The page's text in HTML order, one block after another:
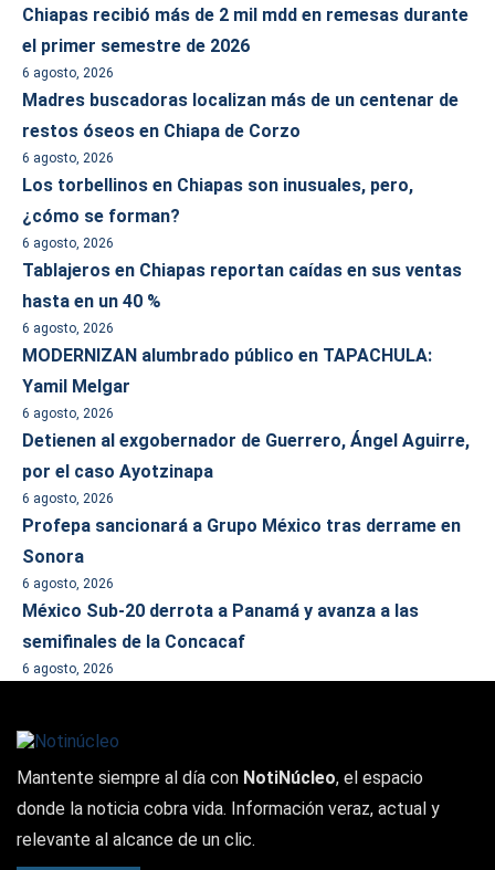
Chiapas recibió más de 2 mil mdd en remesas durante
el primer semestre de 2026
6 agosto, 2026
Madres buscadoras localizan más de un centenar de
restos óseos en Chiapa de Corzo
6 agosto, 2026
Los torbellinos en Chiapas son inusuales, pero,
¿cómo se forman?
6 agosto, 2026
Tablajeros en Chiapas reportan caídas en sus ventas
hasta en un 40 %
6 agosto, 2026
MODERNIZAN alumbrado público en TAPACHULA:
Yamil Melgar
6 agosto, 2026
Detienen al exgobernador de Guerrero, Ángel Aguirre,
por el caso Ayotzinapa
6 agosto, 2026
Profepa sancionará a Grupo México tras derrame en
Sonora
6 agosto, 2026
México Sub-20 derrota a Panamá y avanza a las
semifinales de la Concacaf
6 agosto, 2026
Mantente siempre al día con NotiNúcleo, el espacio
donde la noticia cobra vida. Información veraz, actual y
relevante al alcance de un clic.